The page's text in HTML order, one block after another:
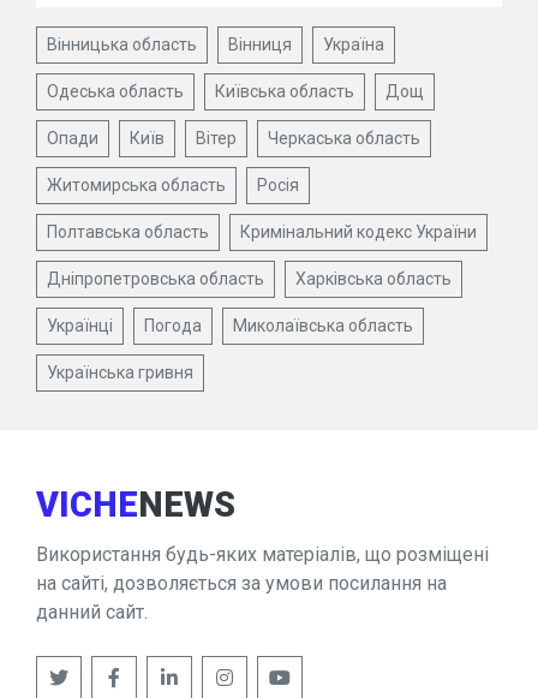
Вінницька область Вінниця Україна
Одеська область Київська область Дощ
Опади Київ Вітер Черкаська область
Житомирська область Росія
Полтавська область Кримінальний кодекс України
Дніпропетровська область Харківська область
Українці Погода Миколаївська область
Українська гривня
VICHENEWS
Використання будь-яких матеріалів, що розміщені
на сайті, дозволяється за умови посилання на
данний сайт.